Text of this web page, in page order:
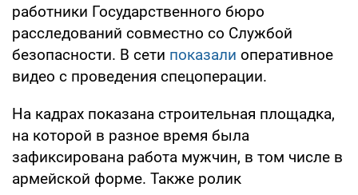
работники Государственного бюро
расследований совместно со Службой
безопасности. В сети показали оперативное
видео с проведения спецоперации.
На кадрах показана строительная площадка,
на которой в разное время была
зафиксирована работа мужчин, в том числе в
армейской форме. Также ролик